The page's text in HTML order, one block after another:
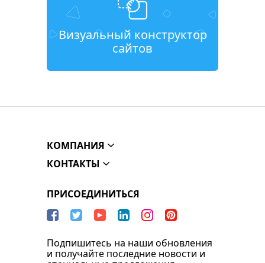
Визуальный конструктор
сайтов
КОМПАНИЯ
КОНТАКТЫ
ПРИСОЕДИНИТЬСЯ
Подпишитесь на наши обновления
и получайте последние новости и